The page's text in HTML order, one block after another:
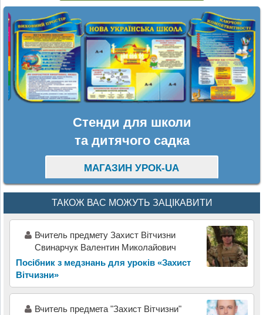
Стенди для школи
та дитячого садка
МАГАЗИН УРОК-UA
ТАКОЖ ВАС МОЖУТЬ ЗАЦІКАВИТИ
Вчитель предмету Захист Вітчизни
Свинарчук Валентин Миколайович
Посібник з медзнань для уроків «Захист
Вітчизни»
Вчитель предмета "Захист Вітчизни"